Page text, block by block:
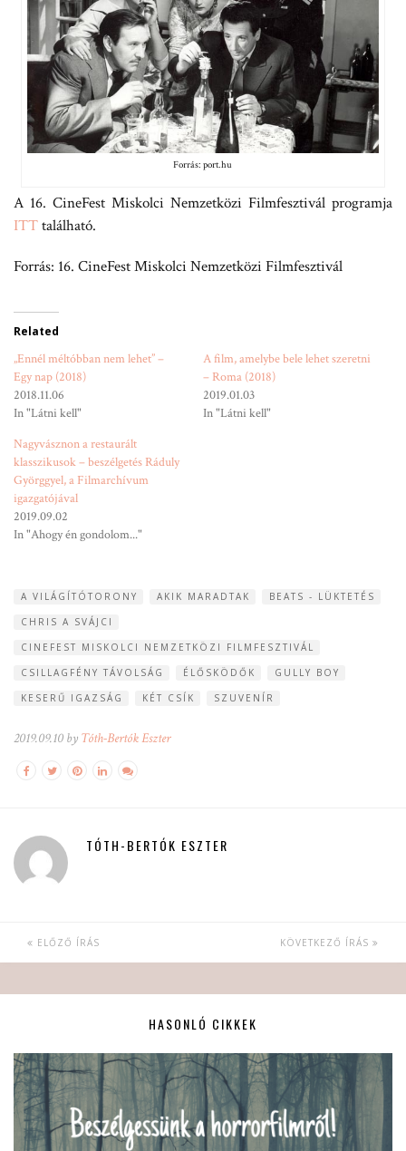
Forrás: port.hu
A 16. CineFest Miskolci Nemzetközi Filmfesztivál programja
ITTtalálható.
Forrás: 16. CineFest Miskolci Nemzetközi Filmfesztivál
Related
„Ennél méltóbban nem lehet” –
Egy nap (2018)
2018.11.06
In "Látni kell"
A film, amelybe bele lehet szeretni
– Roma (2018)
2019.01.03
In "Látni kell"
Nagyvásznon a restaurált
klasszikusok – beszélgetés Ráduly
Györggyel, a Filmarchívum
igazgatójával
2019.09.02
In "Ahogy én gondolom..."
A VILÁGÍTÓTORONY AKIK MARADTAK
BEATS - LÜKTETÉS
CHRIS A SVÁJCI
CINEFEST MISKOLCI NEMZETKÖZI FILMFESZTIVÁL
CSILLAGFÉNY TÁVOLSÁG
ÉLŐSKÖDŐK
GULLY BOY
KESERŰ IGAZSÁG
KÉT CSÍK SZUVENÍR
2019.09.10 by Tóth-Bertók Eszter
TÓTH-BERTÓK ESZTER
ELŐZŐ ÍRÁS KÖVETKEZŐ ÍRÁS
HASONLÓ CIKKEK